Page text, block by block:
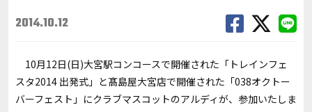
2014.10.12
10月12日(日)大宮駅コンコースで開催された「トレインフェ
スタ2014 出発式」と髙島屋大宮店で開催された「038オクトー
バーフェスト」にクラブマスコットのアルディが、参加いたしま